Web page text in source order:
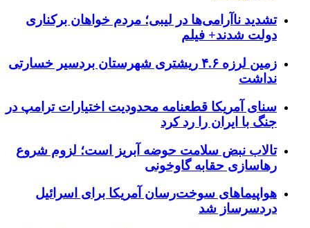
تشدید ناآرامی‌ها در لیبی؛ مردم خواهان برکناری
دولت شدند+ فیلم
زمین لرزه ۴.۶ ریشتری شهرستان بردسیر خسارتی
نداشت
سنای آمریکا قطعنامه محدودیت اختیارات ترامپ در
جنگ با ایران را رد کرد
تالاب نبض سلامت حوضه آبریز است؛ لزوم شروع
رهاسازی حقابه گاوخونی
هواپیماهای سوخت‌رسان آمریکا برای اسرائیل
دردسرساز شد